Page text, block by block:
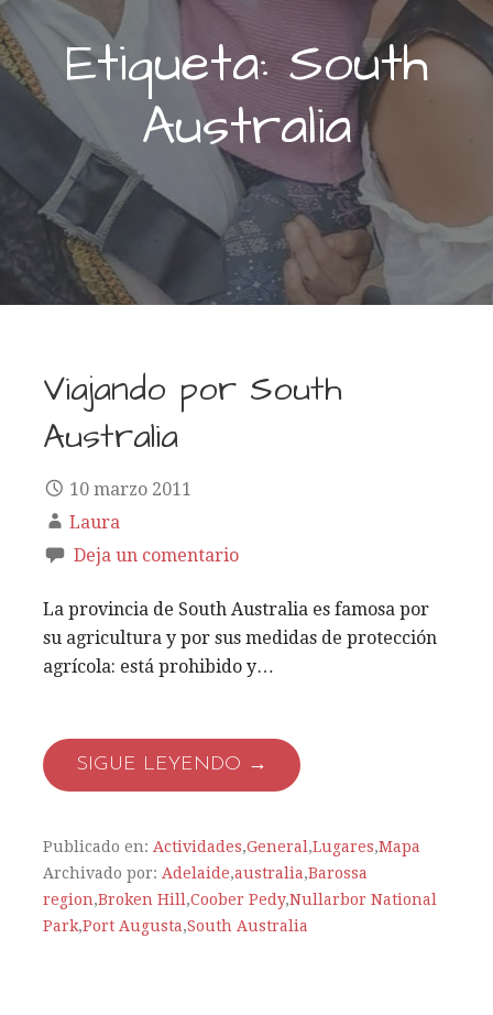
Etiqueta: South
Australia
Viajando por South
Australia
10 marzo 2011
Laura
Deja un comentario
La provincia de South Australia es famosa por
su agricultura y por sus medidas de protección
agrícola: está prohibido y…
SIGUE LEYENDO →
Publicado en: Actividades,General ,Lugares,Mapa
Archivado por: Adelaide,australia,Barossa
region,Broken Hill ,Coober Pedy,Nullarbor National
Park,Port Augusta,South Australia